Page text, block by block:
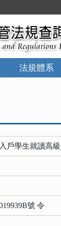
法規體系
戶學生就讀高
號 令